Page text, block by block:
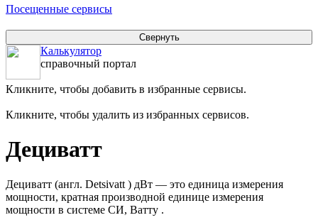
Посещенные сервисы
Калькулятор
справочный портал
Кликните, чтобы добавить в избранные сервисы.
Кликните, чтобы удалить из избранных сервисов.
Дециватт
Дециватт (англ. Detsivatt ) дВт — это единица измерения
мощности, кратная производной единице измерения
мощности в системе СИ, Ватту .